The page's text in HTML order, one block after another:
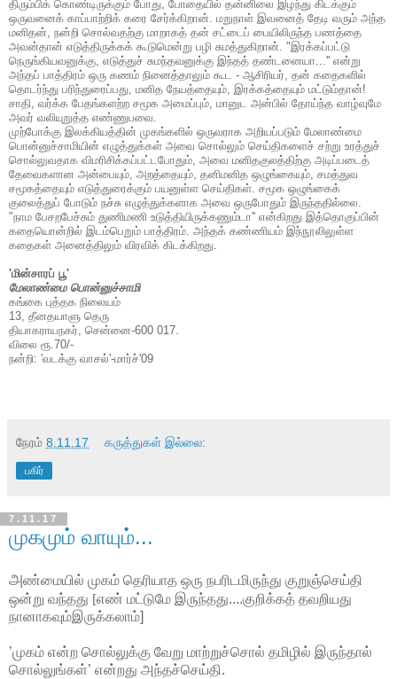
திரும்பிக் கொண்டிருக்கும் போது, போதையில் தன்னிலை இழந்து கிடக்கும்
ஒருவனைக் காப்பாற்றிக் கரை சேர்க்கிறான். மறுநாள் இவனைத் தேடி வரும் அந்த
மனிதன், நன்றி சொல்வதற்கு மாறாகத் தன் சட்டைப் பையிலிருந்த பணத்தை
அவன்தான் எடுத்திருக்கக் கூடுமென்று பழி சுமத்துகிறான். "இரக்கப்பட்டு
நெருங்கியவனுக்கு, எடுத்துச் சுமந்தவனுக்கு இந்தத் தண்டனையா...'' என்று
அந்தப் பாத்திரம் ஒரு கணம் நினைத்தாலும் கூட - ஆசிரியர், தன் கதைகளில்
தொடர்ந்து பரிந்துரைப்பது, மனித நேயத்தையும், இரக்கத்தையும் மட்டும்தான்!
சாதி, வர்க்க பேதங்களற்ற சமூக அமைப்பும், மானுட அன்பில் தோய்ந்த வாழ்வுமே
அவர் வலியுறுத்த எண்ணுபவை.
முற்போக்கு இலக்கியத்தின் முகங்களில் ஒருவராக அறியப்படும் மேலாண்மை
பொன்னுச்சாமியின் எழுத்துக்கள் அவை சொல்லும் செய்திகளைச் சற்று உரத்துச்
சொல்லுவதாக விமரிசிக்கப்பட்டபோதும், அவை மனிதகுலத்திற்கு அடிப்படைத்
தேவைகளான அன்பையும், அறத்தையும், தனிமனித ஒழுங்கையும், சமத்துவ
சமூகத்தையும் எடுத்துரைக்கும் பயனுள்ள செய்திகள். சமூக ஒழுங்கைக்
குலைத்துப் போடும் நச்சு எழுத்துக்களாக அவை ஒருபோதும் இருந்ததில்லை.
"நாம பேசறபேச்சும் துணிமணி உடுத்தியிருக்கணும்டா'' என்கிறது இத்தொகுப்பின்
கதையொன்றில் இடம்பெறும் பாத்திரம். அந்தக் கண்ணியம் இந்நூலிலுள்ள
கதைகள் அனைத்திலும் விரவிக் கிடக்கிறது.
'மின்சாரப் பூ'
மேலாண்மை பொன்னுச்சாமி
கங்கை புத்தக நிலையம்
13, தீனதயாளு தெரு
தியாகராயநகர், சென்னை-600 017.
விலை ரூ.70/-
நன்றி: 'வடக்கு வாசல்'-மார்ச்'09
நேரம் 8.11.17 கருத்துகள் இல்லை:
பகிர்
7.11.17
முகமும் வாயும்...
அண்மையில் முகம் தெரியாத ஒரு நபரிடமிருந்து குறுஞ்செய்தி
ஒன்று வந்தது [எண் மட்டுமே இருந்தது....குறிக்கத் தவறியது
நானாகவும்இருக்கலாம்]
’முகம் என்ற சொல்லுக்கு வேறு மாற்றுச்சொல் தமிழில் இருந்தால்
சொல்லுங்கள்’ என்றது அந்தச்செய்தி.